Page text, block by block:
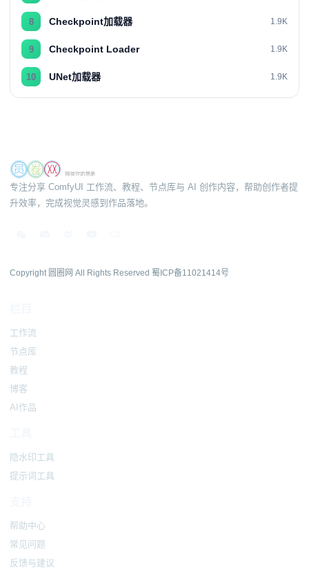
8 Checkpoint加载器 1.9K
9 Checkpoint Loader 1.9K
10 UNet加载器 1.9K
专注分享 ComfyUI 工作流、教程、节点库与 AI 创作内容，帮助创作者提
升效率，完成视觉灵感到作品落地。
Copyright 圆圈网 All Rights Reserved 蜀ICP备11021414号
工作流
节点库
教程
博客
AI作品
隐水印工具
提示词工具
帮助中心
常见问题
反馈与建议